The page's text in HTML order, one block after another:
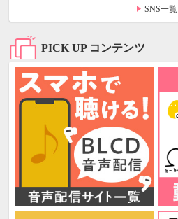
SNS一覧
PICK UP コンテンツ